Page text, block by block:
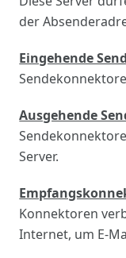
der
Eingehende
Ausgehende
Server.
Konnektoren
Internet, um E-